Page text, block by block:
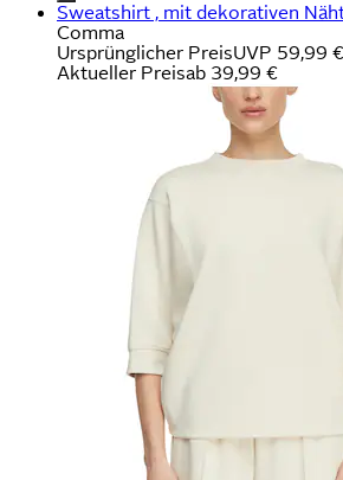
Sweatshirt , mit dekorativen
Comma
Ursprünglicher PreisUVP 59,99 €
Aktueller Preisab 39,99 €